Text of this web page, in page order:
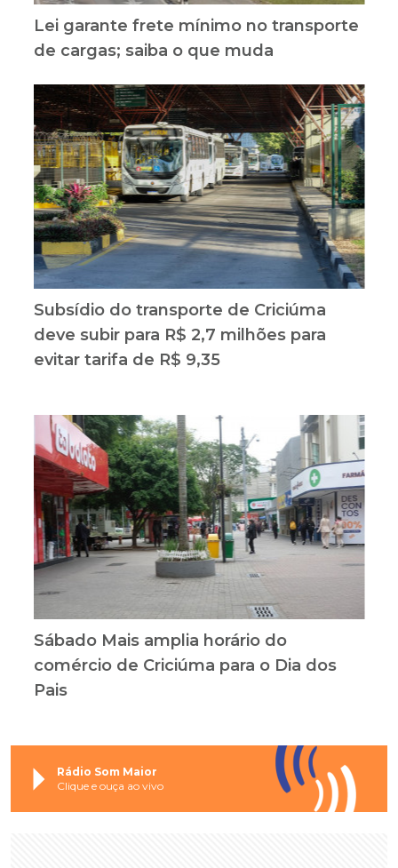
Lei garante frete mínimo no transporte
de cargas; saiba o que muda
Subsídio do transporte de Criciúma
deve subir para R$ 2,7 milhões para
evitar tarifa de R$ 9,35
Sábado Mais amplia horário do
comércio de Criciúma para o Dia dos
Pais
Rádio Som Maior
Clique e ouça ao vivo